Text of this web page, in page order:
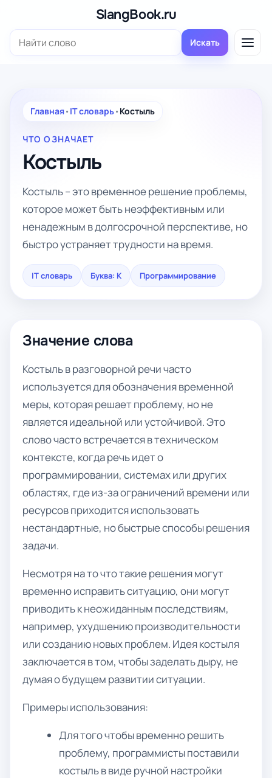
содержимому
SlangBook.ru
Поиск: Искать
Главная• IT словарь• Костыль
ЧТО ОЗНАЧАЕТ
Костыль
Костыль – это временное решение проблемы,
которое может быть неэффективным или
ненадежным в долгосрочной перспективе, но
быстро устраняет трудности на время.
IT словарь Буква: К Программирование
Значение слова
Костыль в разговорной речи часто
используется для обозначения временной
меры, которая решает проблему, но не
является идеальной или устойчивой. Это
слово часто встречается в техническом
контексте, когда речь идет о
программировании, системах или других
областях, где из-за ограничений времени или
ресурсов приходится использовать
нестандартные, но быстрые способы решения
задачи.
Несмотря на то что такие решения могут
временно исправить ситуацию, они могут
приводить к неожиданным последствиям,
например, ухудшению производительности
или созданию новых проблем. Идея костыля
заключается в том, чтобы заделать дыру, не
думая о будущем развитии ситуации.
Примеры использования:
Для того чтобы временно решить
проблему, программисты поставили
костыль в виде ручной настройки